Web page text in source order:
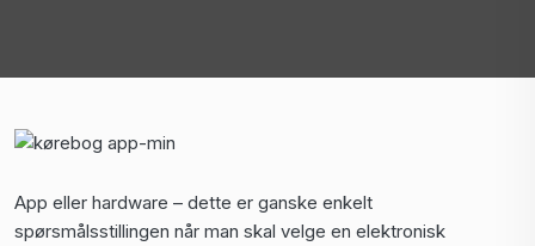
App eller hardware – dette er ganske enkelt
spørsmålsstillingen når man skal velge en elektronisk